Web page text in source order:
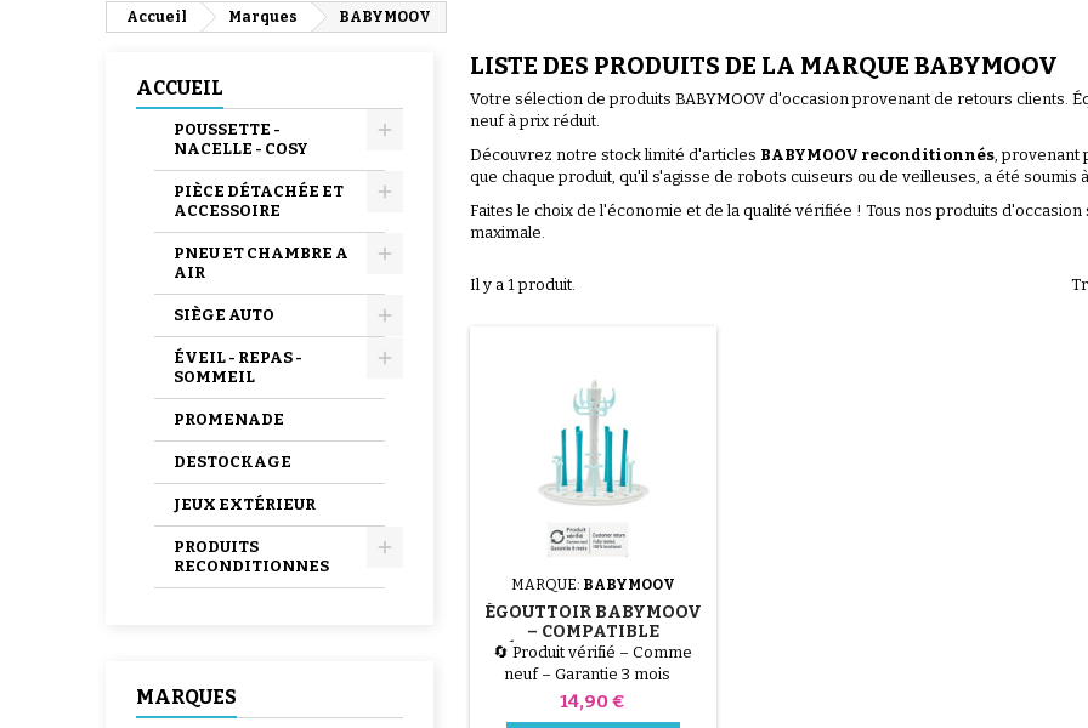
Accueil Marques BABYMOOV
ACCUEIL
POUSSETTE -
NACELLE - COSY
PIÈCE DÉTACHÉE ET
ACCESSOIRE
PNEU ET CHAMBRE A
AIR
SIÈGE AUTO
ÉVEIL - REPAS -
SOMMEIL
PROMENADE
DESTOCKAGE
JEUX EXTÉRIEUR
PRODUITS
RECONDITIONNES
MARQUES
LISTE DES PRODUITS DE LA MARQUE BABYMOOV
Votre sélection de produits BABYMOOV d'occasion provenant de retours clients.
neuf à prix réduit.
Découvrez notre stock limité d'articles BABYMOOV reconditionnés, provenant
que chaque produit, qu'il s'agisse de robots cuiseurs ou de veilleuses, a été
Faites le choix de l'économie et de la qualité vérifiée ! Tous nos produits
maximale.
Il y a 1 produit.
MARQUE: BABYMOOV
ÉGOUTTOIR BABYMOOV
– COMPATIBLE
STÉRILISATEUR VAPEUR
2 EN 1 TURBO STEAM
PLUS
🔄 Produit vérifié – Comme
neuf – Garantie 3 mois
Article retourné (rétractation,
emballage abîmé ou
Prix
14,90 €